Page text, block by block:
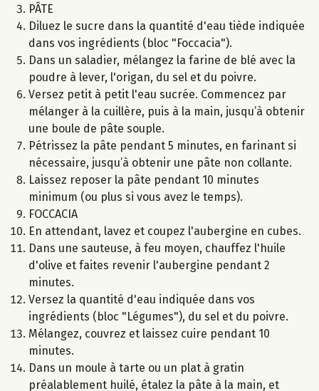
PÂTE
Diluez le sucre dans la quantité d'eau tiède indiquée
dans vos ingrédients (bloc "Foccacia").
Dans un saladier, mélangez la farine de blé avec la
poudre à lever, l'origan, du sel et du poivre.
Versez petit à petit l'eau sucrée. Commencez par
mélanger à la cuillère, puis à la main, jusqu’à obtenir
une boule de pâte souple.
Pétrissez la pâte pendant 5 minutes, en farinant si
nécessaire, jusqu’à obtenir une pâte non collante.
Laissez reposer la pâte pendant 10 minutes
minimum (ou plus si vous avez le temps).
FOCCACIA
En attendant, lavez et coupez l'aubergine en cubes.
Dans une sauteuse, à feu moyen, chauffez l'huile
d'olive et faites revenir l'aubergine pendant 2
minutes.
Versez la quantité d'eau indiquée dans vos
ingrédients (bloc "Légumes"), du sel et du poivre.
Mélangez, couvrez et laissez cuire pendant 10
minutes.
Dans un moule à tarte ou un plat à gratin
préalablement huilé, étalez la pâte à la main, et